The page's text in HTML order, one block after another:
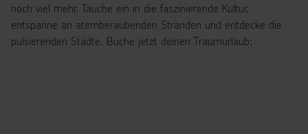
noch viel mehr. Tauche ein in die faszinierende Kultur,
entspanne an atemberaubenden Stränden und entdecke die
pulsierenden Städte. Buche jetzt deinen Traumurlaub: